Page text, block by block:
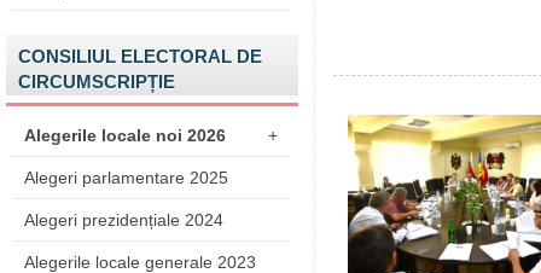
CONSILIUL ELECTORAL DE
CIRCUMSCRIPȚIE
Alegerile locale noi 2026 +
Alegeri parlamentare 2025
Alegeri prezidențiale 2024
Alegerile locale generale 2023